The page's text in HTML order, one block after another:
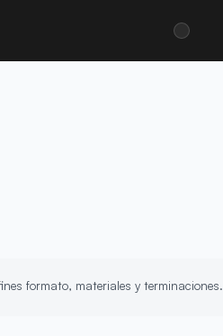
formato, materiales y terminaciones.